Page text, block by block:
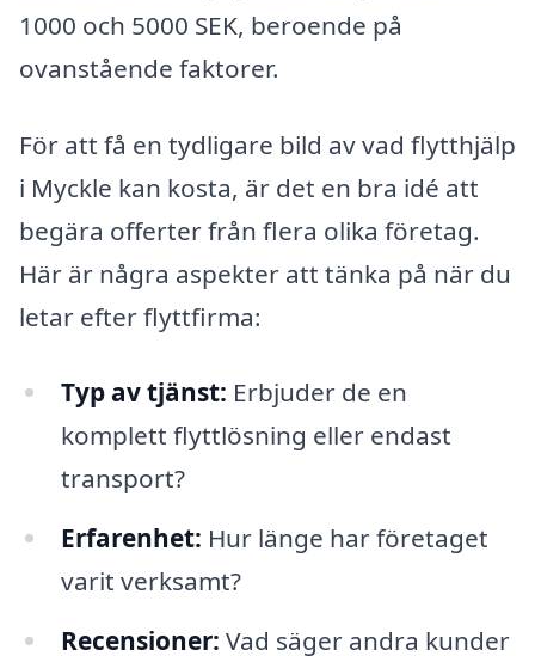
1000 och 5000 SEK, beroende på
ovanstående faktorer.
För att få en tydligare bild av vad flytthjälp
i Myckle kan kosta, är det en bra idé att
begära offerter från flera olika företag.
Här är några aspekter att tänka på när du
letar efter flyttfirma:
Typ av tjänst: Erbjuder de en
komplett flyttlösning eller endast
transport?
Erfarenhet: Hur länge har företaget
varit verksamt?
Recensioner: Vad säger andra kunder